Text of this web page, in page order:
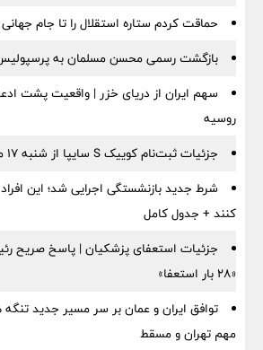
حماقت کردم ستاره استقلال را تا جام
بازگشت رسمی محسن مسلمان به
سهم ایران از دریای خزر | واقعیت پشت
روسیه
جزئیات ثبت‌نام کوییک S سایپا از شنبه ۱۷ مرداد + جدول شرایط
کنند + جدول کامل
جزئیات استعفای پزشکیان | پاسخ صریح
«۲۸ بار استعفا»
توافق ایران و عمان بر سر مسیر جدید تنگه
مهم تهران و مسقط